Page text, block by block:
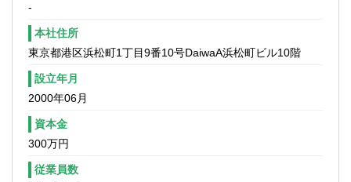
-
本社住所
東京都港区浜松町1丁目9番10号DaiwaA浜松町ビル10階
設立年月
2000年06月
資本金
300万円
従業員数